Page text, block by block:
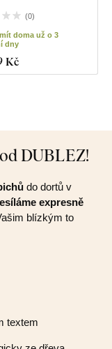
(0)
doma už o 3
dny
Kč
DUBLEZ!
do dortů v
expresně
blízkým to
textem